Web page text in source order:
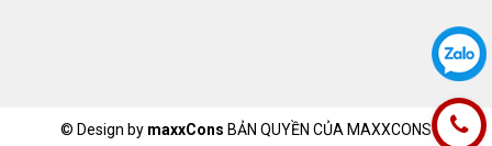
© Design by maxxCons BẢN QUYỀN CỦA MAXXCONS